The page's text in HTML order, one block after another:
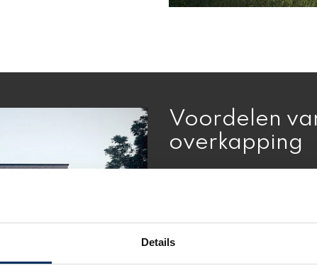
Details
Voordelen
overkapping
:
glasdakplaten.
diverse stijlen,
leverbaar zonder enige